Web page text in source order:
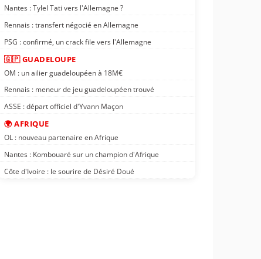
Nantes : Tylel Tati vers l'Allemagne ?
Rennais : transfert négocié en Allemagne
PSG : confirmé, un crack file vers l'Allemagne
🇬🇵 GUADELOUPE
OM : un ailier guadeloupéen à 18M€
Rennais : meneur de jeu guadeloupéen trouvé
ASSE : départ officiel d'Yvann Maçon
🌍 AFRIQUE
OL : nouveau partenaire en Afrique
Nantes : Kombouaré sur un champion d'Afrique
Côte d'Ivoire : le sourire de Désiré Doué